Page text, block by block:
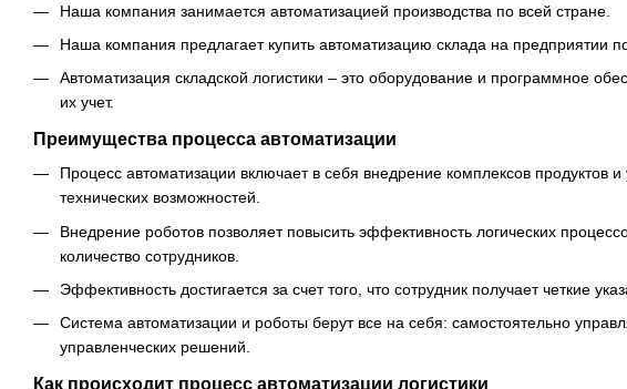
Наша компания занимается автоматизацией производства по всей стране.
Наша компания предлагает купить автоматизацию склада на предприятии
Автоматизация складской логистики – это оборудование и программное
их учет.
Преимущества процесса автоматизации
Процесс автоматизации включает в себя внедрение комплексов продуктов
технических возможностей.
Внедрение роботов позволяет повысить эффективность логических
количество сотрудников.
Эффективность достигается за счет того, что сотрудник получает четкие
Система автоматизации и роботы берут все на себя: самостоятельно
управленческих решений.
Как происходит процесс автоматизации логистики